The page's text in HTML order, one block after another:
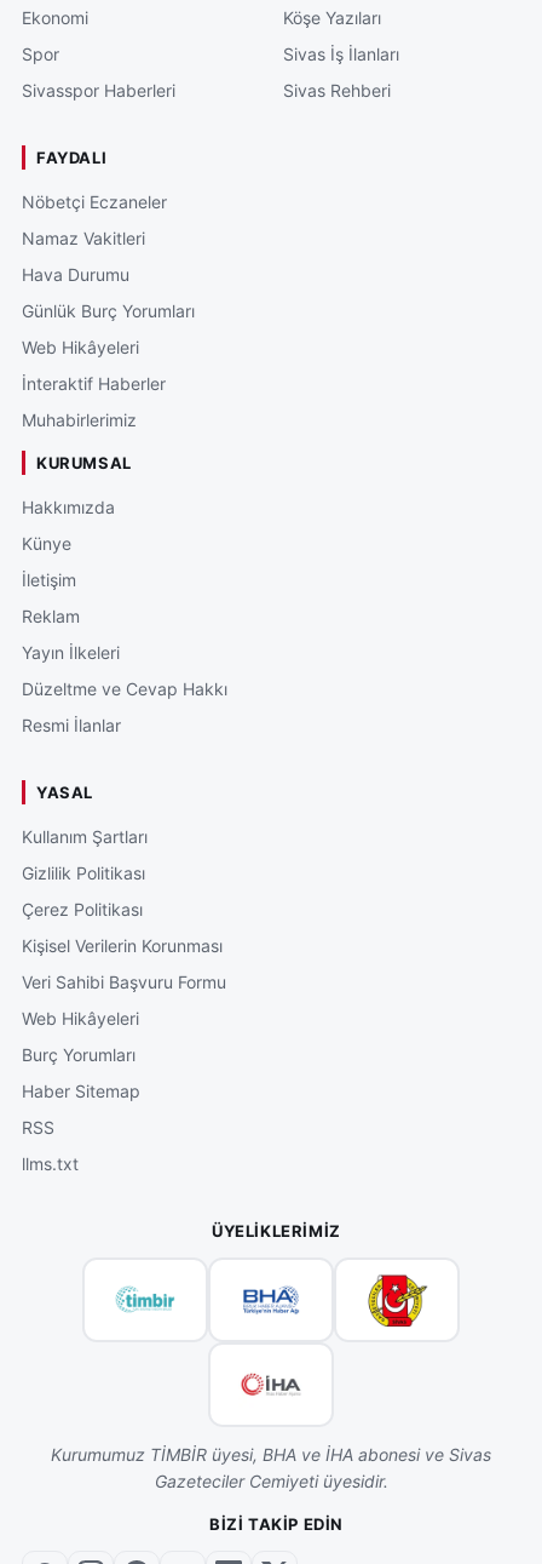
Ekonomi
Spor
Sivasspor Haberleri
Köşe Yazıları
Sivas İş İlanları
Sivas Rehberi
FAYDALI
Nöbetçi Eczaneler
Namaz Vakitleri
Hava Durumu
Günlük Burç Yorumları
Web Hikâyeleri
İnteraktif Haberler
Muhabirlerimiz
KURUMSAL
Hakkımızda
Künye
İletişim
Reklam
Yayın İlkeleri
Düzeltme ve Cevap Hakkı
Resmi İlanlar
YASAL
Kullanım Şartları
Gizlilik Politikası
Çerez Politikası
Kişisel Verilerin Korunması
Veri Sahibi Başvuru Formu
Web Hikâyeleri
Burç Yorumları
Haber Sitemap
RSS
llms.txt
ÜYELIKLERIMIZ
Kurumumuz TİMBİR üyesi, BHA ve İHA abonesi ve Sivas
Gazeteciler Cemiyeti üyesidir.
BIZI TAKIP EDIN